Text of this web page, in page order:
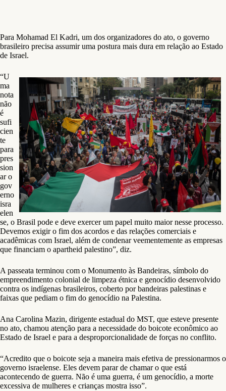
Para Mohamad El Kadri, um dos organizadores do ato, o governo
brasileiro precisa assumir uma postura mais dura em relação ao Estado
de Israel.
“U
ma
nota
não
é
sufi
cien
te
para
pres
sion
ar o
gov
erno
isra
elen
se, o Brasil pode e deve exercer um papel muito maior nesse processo.
Devemos exigir o fim dos acordos e das relações comerciais e
acadêmicas com Israel, além de condenar veementemente as empresas
que financiam o apartheid palestino”, diz.
A passeata terminou com o Monumento às Bandeiras, símbolo do
empreendimento colonial de limpeza étnica e genocídio desenvolvido
contra os indígenas brasileiros, coberto por bandeiras palestinas e
faixas que pediam o fim do genocídio na Palestina.
Ana Carolina Mazin, dirigente estadual do MST, que esteve presente
no ato, chamou atenção para a necessidade do boicote econômico ao
Estado de Israel e para a desproporcionalidade de forças no conflito.
“Acredito que o boicote seja a maneira mais efetiva de pressionarmos o
governo israelense. Eles devem parar de chamar o que está
acontecendo de guerra. Não é uma guerra, é um genocídio, a morte
excessiva de mulheres e crianças mostra isso”.